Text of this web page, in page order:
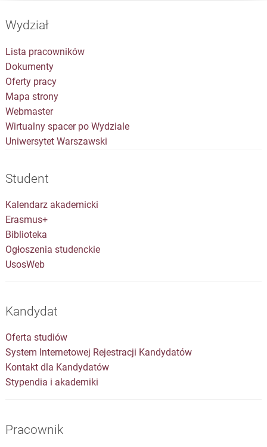
Wydział
Lista pracowników
Dokumenty
Oferty pracy
Mapa strony
Webmaster
Wirtualny spacer po Wydziale
Uniwersytet Warszawski
Student
Kalendarz akademicki
Erasmus+
Biblioteka
Ogłoszenia studenckie
UsosWeb
Kandydat
Oferta studiów
System Internetowej Rejestracji Kandydatów
Kontakt dla Kandydatów
Stypendia i akademiki
Pracownik